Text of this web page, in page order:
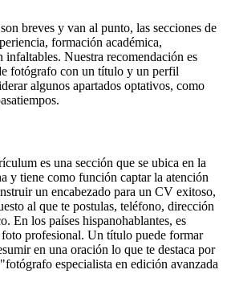
breves y van al punto, las secciones de
formación académica,
infaltables. Nuestra recomendación es
fotógrafo con un título y un perfil
algunos apartados optativos, como
es una sección que se ubica en la
y tiene como función captar la atención
un encabezado para un CV exitoso,
al que te postulas, teléfono, dirección
En los países hispanohablantes, es
profesional. Un título puede formar
en una oración lo que te destaca por
especialista en edición avanzada